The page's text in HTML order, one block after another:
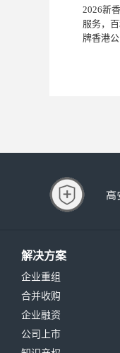
2026新
服务，
牌香港公
解决方案
企业重组
合并收购
企业融资
公司上市